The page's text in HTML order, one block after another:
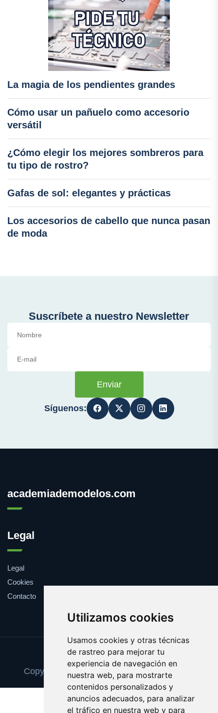
Utilizamos cookies
Usamos cookies y otras técnicas
de rastreo para mejorar tu
experiencia de navegación en
nuestra web, para mostrarte
contenidos personalizados y
anuncios adecuados, para analizar
el tráfico en nuestra web y para
La magia de los pendientes grandes
Cómo usar un pañuelo como accesorio
versátil
¿Cómo elegir los mejores sombreros para
tu tipo de rostro?
Gafas de sol: elegantes y prácticas
Los accesorios de cabello que nunca pasan
de moda
Suscríbete a nuestro Newsletter
Enviar
Síguenos:
academiademodelos.com
Legal
Legal
Cookies
Contacto
Update cookies preferences
Copyright © 2025 academiademodelos.com